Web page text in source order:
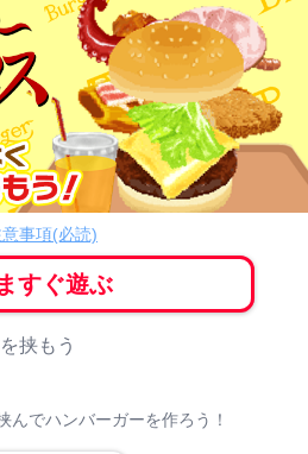
ン事項(必読)
すぐ遊ぶ
挟もう
んでハンバーガーを作ろう！